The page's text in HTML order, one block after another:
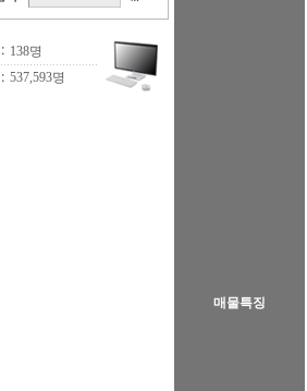
138명
537,593명
매물특징